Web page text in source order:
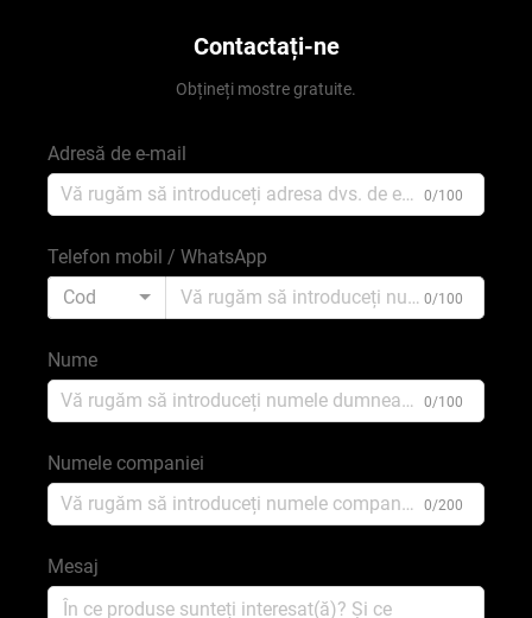
Contactați-ne
Obțineți mostre gratuite.
Adresă de e-mail
0/100
Telefon mobil / WhatsApp
Cod
0/100
Nume
0/100
Numele companiei
0/200
Mesaj